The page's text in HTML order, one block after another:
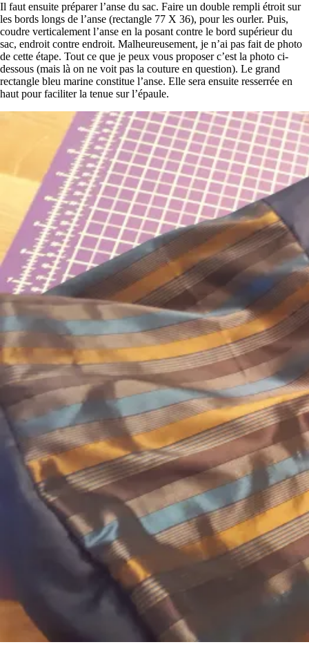
Il faut ensuite préparer l’anse du sac. Faire un double rempli étroit sur
les bords longs de l’anse (rectangle 77 X 36), pour les ourler. Puis,
coudre verticalement l’anse en la posant contre le bord supérieur du
sac, endroit contre endroit. Malheureusement, je n’ai pas fait de photo
de cette étape. Tout ce que je peux vous proposer c’est la photo ci-
dessous (mais là on ne voit pas la couture en question). Le grand
rectangle bleu marine constitue l’anse. Elle sera ensuite resserrée en
haut pour faciliter la tenue sur l’épaule.